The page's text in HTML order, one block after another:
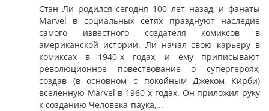
Стэн Ли родился сегодня 100 лет назад, и фанаты
Marvel в социальных сетях празднуют наследие
самого известного создателя комиксов в
американской истории. Ли начал свою карьеру в
комиксах в 1940-х годах, и ему приписывают
революционное повествование о супергероях,
создав (в основном с покойным Джеком Кирби)
вселенную Marvel в 1960-х годах. Он приложил руку
к созданию Человека-паука,...